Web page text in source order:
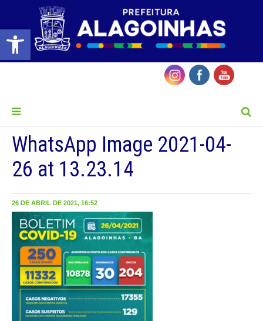
Barra de Ferramentas Aberta
WhatsApp Image 2021-04-
26 at 13.23.14
26 DE ABRIL DE 2021, 16:52